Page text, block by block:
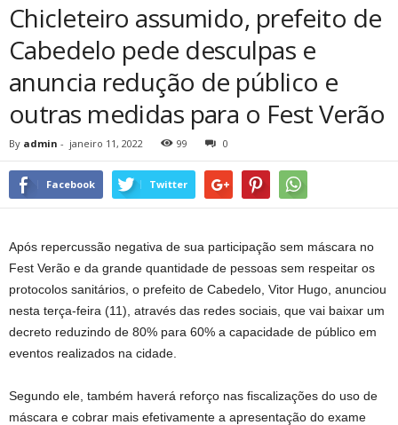
Chicleteiro assumido, prefeito de
Cabedelo pede desculpas e
anuncia redução de público e
outras medidas para o Fest Verão
By admin - janeiro 11, 2022 99 0
Facebook Twitter
Após repercussão negativa de sua participação sem máscara no
Fest Verão e da grande quantidade de pessoas sem respeitar os
protocolos sanitários, o prefeito de Cabedelo, Vitor Hugo, anunciou
nesta terça-feira (11), através das redes sociais, que vai baixar um
decreto reduzindo de 80% para 60% a capacidade de público em
eventos realizados na cidade.
Segundo ele, também haverá reforço nas fiscalizações do uso de
máscara e cobrar mais efetivamente a apresentação do exame